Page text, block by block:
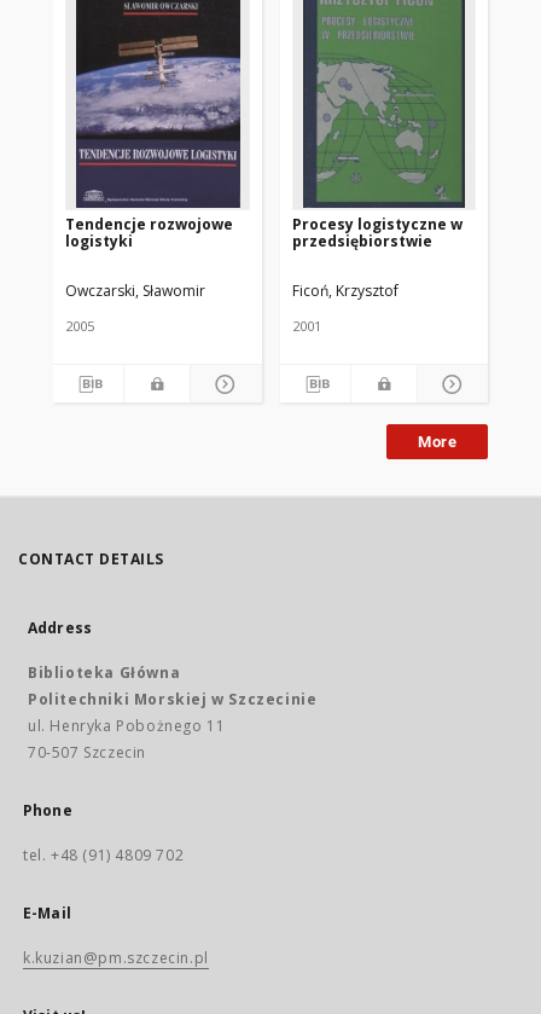
Tendencje rozwojowe
logistyki
Owczarski, Sławomir
2005
Procesy logistyczne w
przedsiębiorstwie
Ficoń, Krzysztof
2001
More
CONTACT DETAILS
Address
Biblioteka Główna
Politechniki Morskiej w Szczecinie
ul. Henryka Pobożnego 11
70-507 Szczecin
Phone
tel. +48 (91) 4809 702
E-Mail
k.kuzian@pm.szczecin.pl